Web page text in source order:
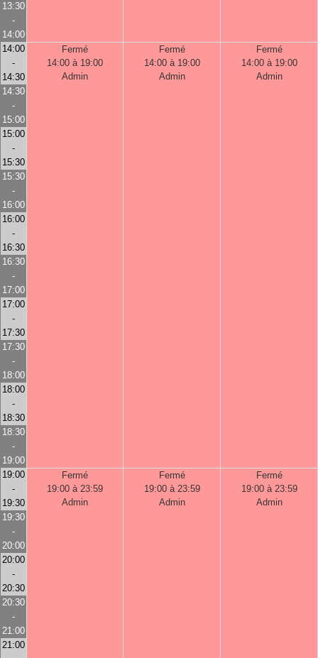
13:30
-
14:00
14:00
-
14:30
Fermé
14:00 à 19:00
Admin
Fermé
14:00 à 19:00
Admin
Fermé
14:00 à 19:00
Admin
14:30
-
15:00
15:00
-
15:30
15:30
-
16:00
16:00
-
16:30
16:30
-
17:00
17:00
-
17:30
17:30
-
18:00
18:00
-
18:30
18:30
-
19:00
19:00
-
19:30
Fermé
19:00 à 23:59
Admin
Fermé
19:00 à 23:59
Admin
Fermé
19:00 à 23:59
Admin
19:30
-
20:00
20:00
-
20:30
20:30
-
21:00
21:00